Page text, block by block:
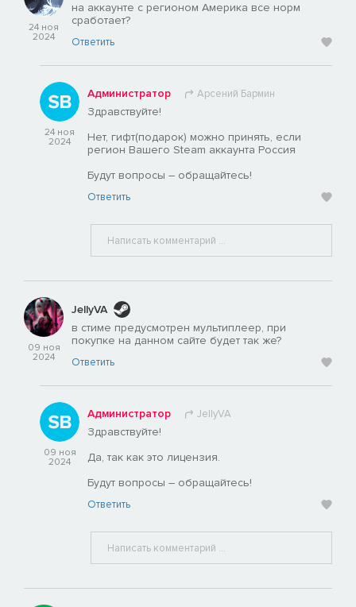
24 ноя
2024
на аккаунте с регионом Америка все норм
сработает?
Ответить
24 ноя
2024
Администратор Арсений Бармин
Здравствуйте!
Нет, гифт(подарок) можно принять, если
регион Вашего Steam аккаунта Россия
Будут вопросы – обращайтесь!
Ответить
09 ноя
2024
JellyVA
в стиме предусмотрен мультиплеер, при
покупке на данном сайте будет так же?
Ответить
09 ноя
2024
Администратор JellyVA
Здравствуйте!
Да, так как это лицензия.
Будут вопросы – обращайтесь!
Ответить